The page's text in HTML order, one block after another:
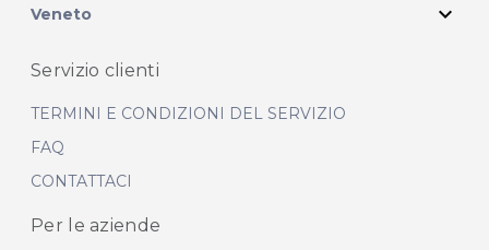
Veneto expand_more
Servizio clienti
TERMINI E CONDIZIONI DEL SERVIZIO
FAQ
CONTATTACI
Per le aziende